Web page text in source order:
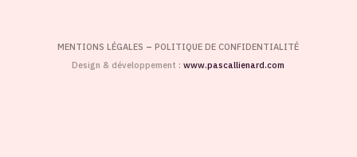
MENTIONS LÉGALES –POLITIQUE DE CONFIDENTIALITÉ
Design & développement :www.pascallienard.com